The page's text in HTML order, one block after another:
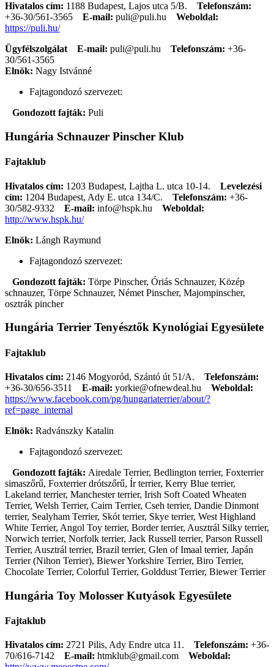
Hivatalos cím: 1188 Budapest, Lajos utca 5/B. Telefonszám:
+36-30/561-3565
E-mail: puli@puli.hu
Weboldal:
https://puli.hu/
Ügyfélszolgálat
E-mail: puli@puli.hu Telefonszám: +36-
30/561-3565
Elnök: Nagy Istvánné
Fajtagondozó szervezet:
Gondozott fajták: Puli
Hungária Schnauzer Pinscher Klub
Fajtaklub
Hivatalos cím: 1203 Budapest, Lajtha L. utca 10-14. Levelezési
cím: 1204 Budapest, Ady E. utca 134/C. Telefonszám: +36-
30/582-9332
E-mail: info@hspk.hu
Weboldal:
http://www.hspk.hu/
Elnök: Lángh Raymund
Fajtagondozó szervezet:
Gondozott fajták: Törpe Pinscher, Óriás Schnauzer, Közép
schnauzer, Törpe Schnauzer, Német Pinscher, Majompinscher,
osztrák pincher
Hungária Terrier Tenyésztők Kynológiai Egyesülete
Fajtaklub
Hivatalos cím: 2146 Mogyoród, Szántó út 51/A. Telefonszám:
+36-30/656-3511
E-mail: yorkie@ofnewdeal.hu
Weboldal:
https://www.facebook.com/pg/hungariaterrier/about/?
ref=page_internal
Elnök: Radvánszky Katalin
Fajtagondozó szervezet:
Gondozott fajták: Airedale Terrier, Bedlington terrier, Foxterrier
simaszőrű, Foxterrier drótszőrű, Ír terrier, Kerry Blue terrier,
Lakeland terrier, Manchester terrier, Irish Soft Coated Wheaten
Terrier, Welsh Terrier, Cairn Terrier, Cseh terrier, Dandie Dinmont
terrier, Sealyham Terrier, Skót terrier, Skye terrier, West Highland
White Terrier, Angol Toy terrier, Border terrier, Ausztrál Silky terrier,
Norwich terrier, Norfolk terrier, Jack Russell terrier, Parson Russell
Terrier, Ausztrál terrier, Brazil terrier, Glen of Imaal terrier, Japán
Terrier (Nihon Terrier), Biewer Yorkshire Terrier, Biro Terrier,
Chocolate Terrier, Colorful Terrier, Golddust Terrier, Biewer Terrier
Hungária Toy Molosser Kutyások Egyesülete
Fajtaklub
Hivatalos cím: 2721 Pilis, Ady Endre utca 11. Telefonszám: +36-
70/616-7142
E-mail: htmklub@gmail.com
Weboldal: